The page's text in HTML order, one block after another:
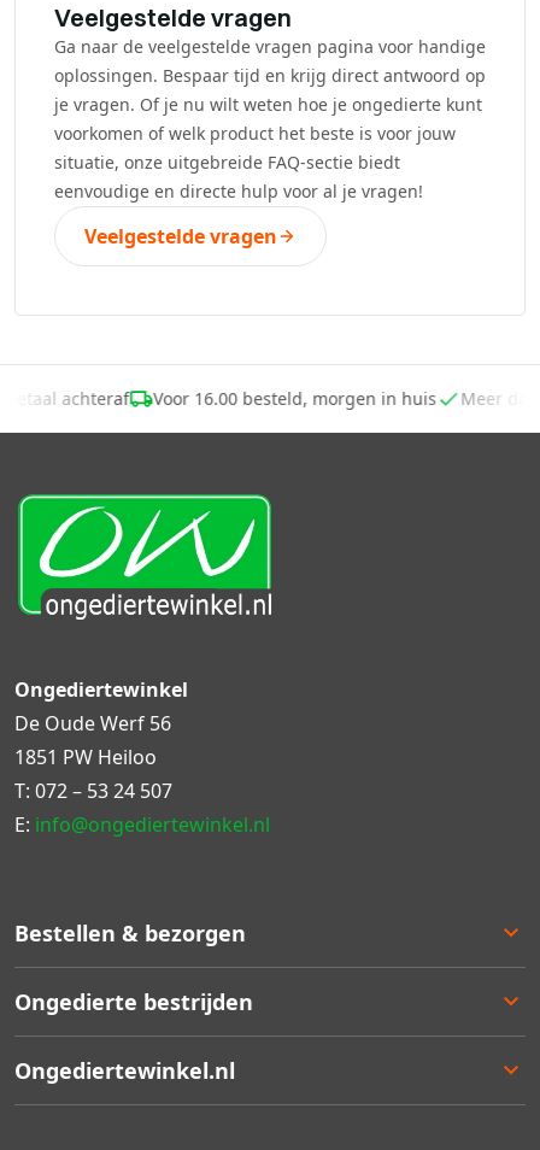
Veelgestelde vragen
Ga naar de veelgestelde vragen pagina voor handige
oplossingen. Bespaar tijd en krijg direct antwoord op
je vragen. Of je nu wilt weten hoe je ongedierte kunt
voorkomen of welk product het beste is voor jouw
situatie, onze uitgebreide FAQ-sectie biedt
eenvoudige en directe hulp voor al je vragen!
Veelgestelde vragen
Betaal achteraf Voor 16.00 besteld, morgen in huis Meer
Bestellen & bezorgen
Bestellen
Bezorgen
Ongedierte bestrijden
Ongedierte keuzelulp
Ongediertewinkel.nl
Ongediertewinkel
De Oude Werf 56
1851 PW Heiloo
T: 072 – 53 24 507
E: info@ongediertewinkel.nl